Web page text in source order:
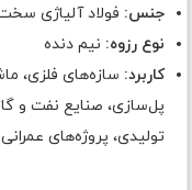
جنس: فولاد آلیاژی
نوع رزوه: نیم دنده
کاربرد: سازه‌های فلزی،
پل‌سازی، صنایع نفت و
تولیدی، پروژه‌های